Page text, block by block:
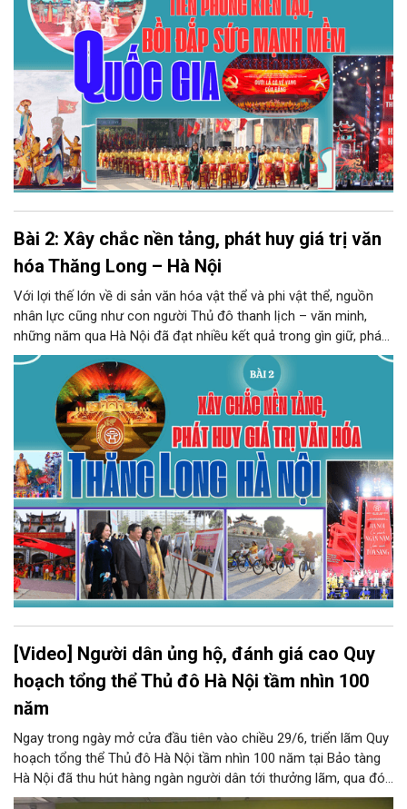
Bài 2: Xây chắc nền tảng, phát huy giá trị văn
hóa Thăng Long – Hà Nội
Với lợi thế lớn về di sản văn hóa vật thể và phi vật thể, nguồn
nhân lực cũng như con người Thủ đô thanh lịch – văn minh,
những năm qua Hà Nội đã đạt nhiều kết quả trong gìn giữ, phát
huy giá trị di sản, phát triển công nghiệp văn hóa, đặt nền tảng
để Thủ đô thực hiện hiệu quả Nghị quyết số 80-NQ/TW của Bộ
Chính trị về phát triển văn hóa Việt Nam.
[Video] Người dân ủng hộ, đánh giá cao Quy
hoạch tổng thể Thủ đô Hà Nội tầm nhìn 100
năm
Ngay trong ngày mở cửa đầu tiên vào chiều 29/6, triển lãm Quy
hoạch tổng thể Thủ đô Hà Nội tầm nhìn 100 năm tại Bảo tàng
Hà Nội đã thu hút hàng ngàn người dân tới thưởng lãm, qua đó,
nhiều ý kiến đánh giá, ủng hộ tầm nhìn chiến lược được đặt ra